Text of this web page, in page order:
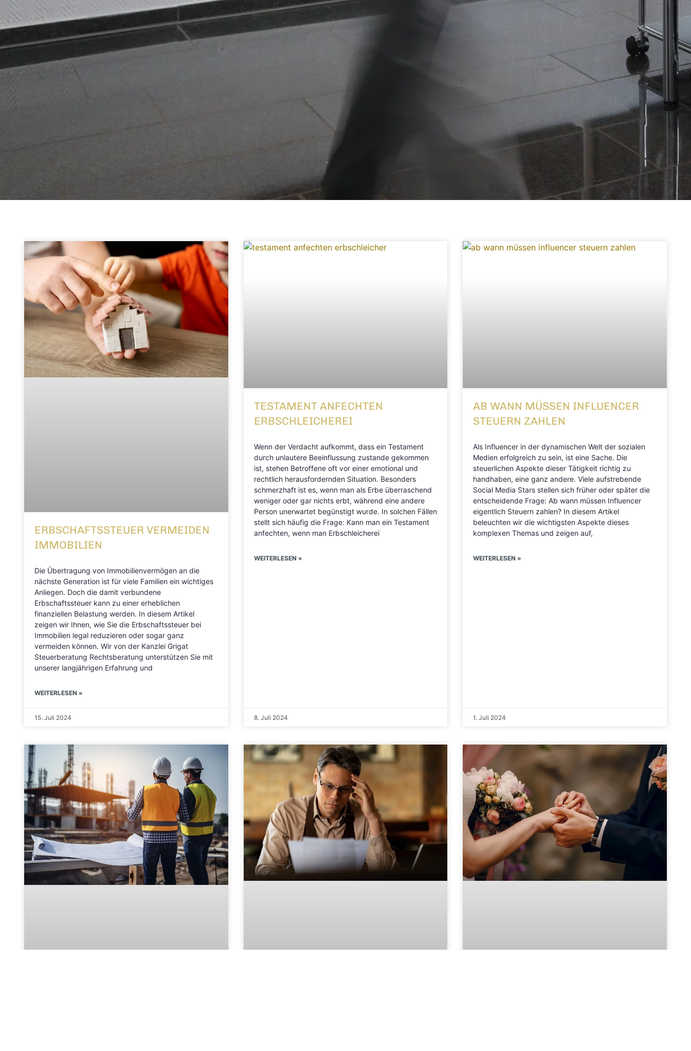
ERBSCHAFTSSTEUER VERMEIDEN
IMMOBILIEN
Die Übertragung von Immobilienvermögen an die
nächste Generation ist für viele Familien ein wichtiges
Anliegen. Doch die damit verbundene
Erbschaftssteuer kann zu einer erheblichen
finanziellen Belastung werden. In diesem Artikel
zeigen wir Ihnen, wie Sie die Erbschaftssteuer bei
Immobilien legal reduzieren oder sogar ganz
vermeiden können. Wir von der Kanzlei Grigat
Steuerberatung Rechtsberatung unterstützen Sie mit
unserer langjährigen Erfahrung und
WEITERLESEN »
15. Juli 2024
TESTAMENT ANFECHTEN
ERBSCHLEICHEREI
Wenn der Verdacht aufkommt, dass ein Testament
durch unlautere Beeinflussung zustande gekommen
ist, stehen Betroffene oft vor einer emotional und
rechtlich herausfordernden Situation. Besonders
schmerzhaft ist es, wenn man als Erbe überraschend
weniger oder gar nichts erbt, während eine andere
Person unerwartet begünstigt wurde. In solchen Fällen
stellt sich häufig die Frage: Kann man ein Testament
anfechten, wenn man Erbschleicherei
WEITERLESEN »
8. Juli 2024
AB WANN MÜSSEN INFLUENCER
STEUERN ZAHLEN
Als Influencer in der dynamischen Welt der sozialen
Medien erfolgreich zu sein, ist eine Sache. Die
steuerlichen Aspekte dieser Tätigkeit richtig zu
handhaben, eine ganz andere. Viele aufstrebende
Social Media Stars stellen sich früher oder später die
entscheidende Frage: Ab wann müssen Influencer
eigentlich Steuern zahlen? In diesem Artikel
beleuchten wir die wichtigsten Aspekte dieses
komplexen Themas und zeigen auf,
WEITERLESEN »
1. Juli 2024